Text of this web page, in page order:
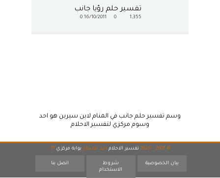
تفسير حلم رؤيا جانب
1,355
0
16/10/2011
0
وسم تفسير حلم جانب في المنام لابن سيرين هو احد
وسوم مركزي لتفسير الاحلام
© 2007 - 2026 تفسير الاحلام احد اقسام بوابة مركزي 17
بيان الخصوصية
شروط
الاستخدام
اتصل بنا